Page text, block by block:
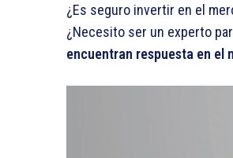
¿Es seguro invertir en el
¿Necesito ser un experto
encuentran respuesta en el